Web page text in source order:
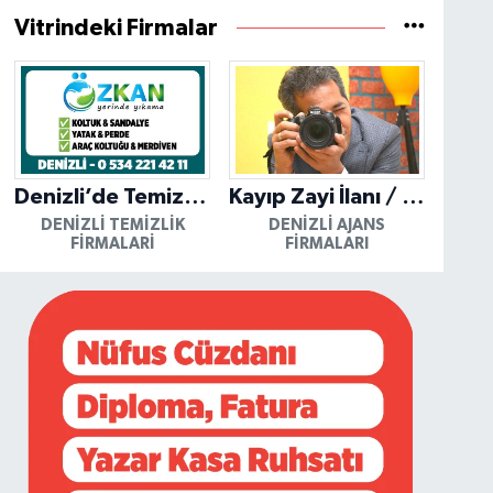
Vitrindeki Firmalar
Denizli’de Temizliğin Güvenilir Adresi: Özkan Yerinde Yıkama
DENIZLI TEMIZLIK
FIRMALARI
Kayıp Zayi İlanı / Mutlu Ajans / Denizli
DENIZLI AJANS
FIRMALARI